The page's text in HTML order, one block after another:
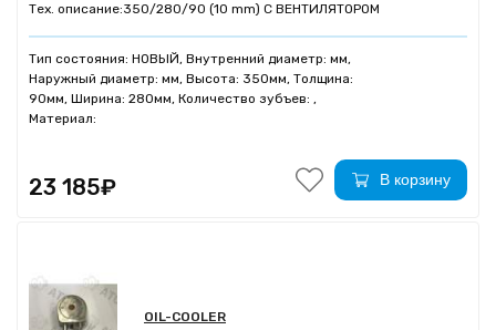
Тех. описание:350/280/90 (10 mm) С ВЕНТИЛЯТОРОМ
Тип состояния: НОВЫЙ, Внутренний диаметр: мм,
Наружный диаметр: мм, Высота: 350мм, Толщина:
90мм, Ширина: 280мм, Количество зубъев: ,
Материал:
23 185₽ В корзину
OIL-COOLER